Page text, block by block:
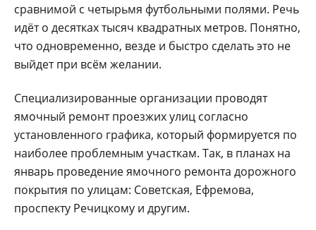
сравнимой с четырьмя футбольными полями. Речь
идёт о десятках тысяч квадратных метров. Понятно,
что одновременно, везде и быстро сделать это не
выйдет при всём желании.
Специализированные организации проводят
ямочный ремонт проезжих улиц согласно
установленного графика, который формируется по
наиболее проблемным участкам. Так, в планах на
январь проведение ямочного ремонта дорожного
покрытия по улицам: Советская, Ефремова,
проспекту Речицкому и другим.